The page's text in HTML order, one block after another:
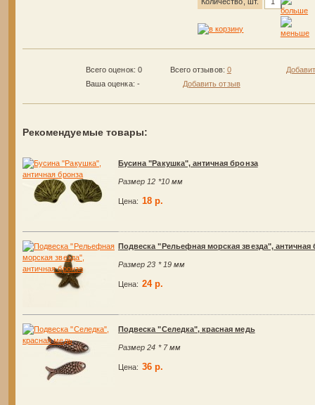
Всего оценок: 0
Ваша оценка: -
Всего отзывов: 0
Добавить отзыв
Рекомендуемые товары:
Бусина "Ракушка", античная бронза
Размер 12 *10 мм
Цена: 18 р.
Подвеска "Рельефная морская звезда", античная
Размер 23 * 19 мм
Цена: 24 р.
Подвеска "Селедка", красная медь
Размер 24 * 7 мм
Цена: 36 р.